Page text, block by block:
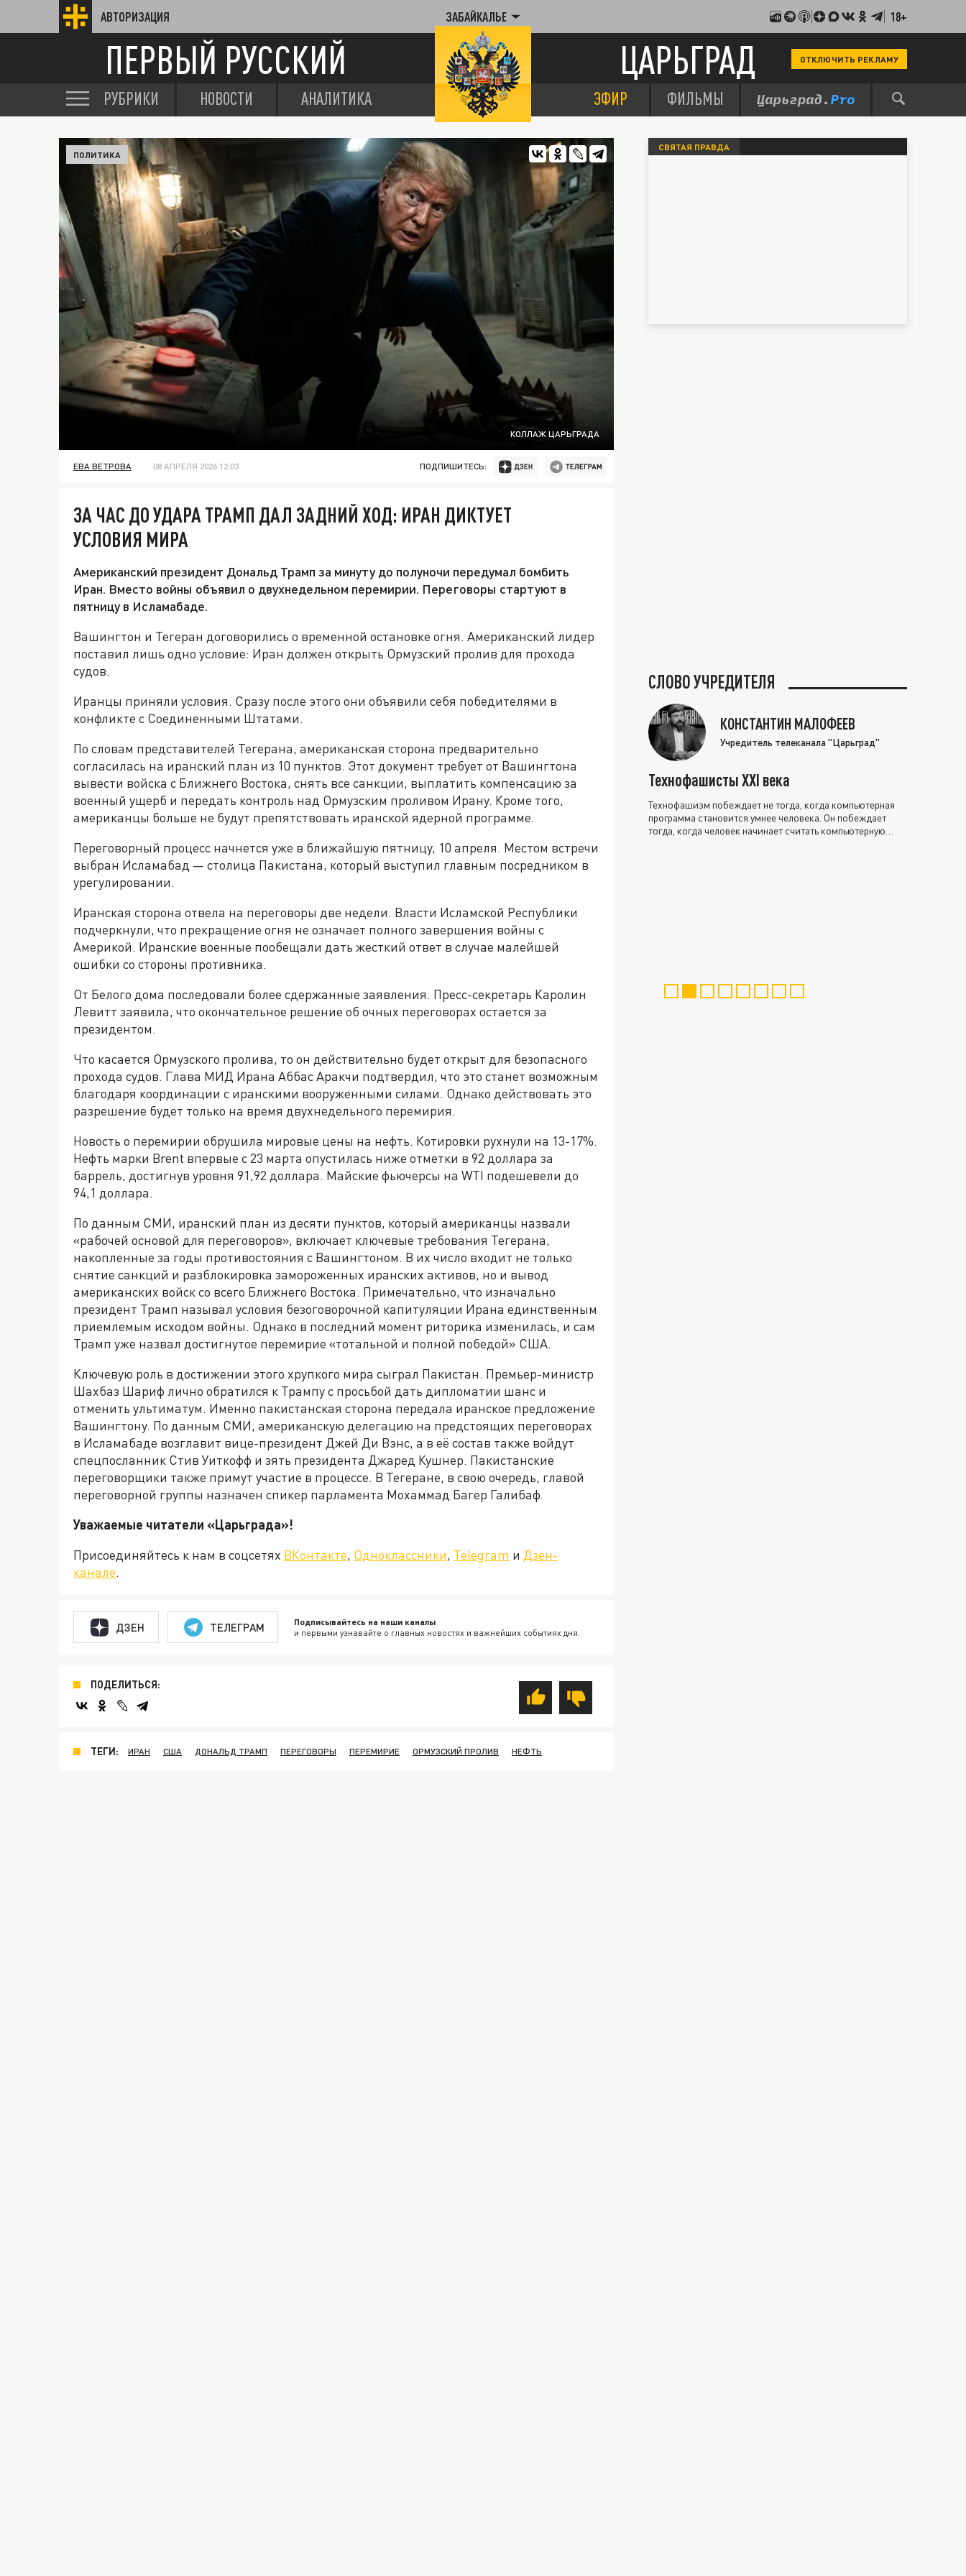
АВТОРИЗАЦИЯ ЗАБАЙКАЛЬЕ 18+
ПЕРВЫЙ РУССКИЙ ЦАРЬГРАД ОТКЛЮЧИТЬ РЕКЛАМУ
РУБРИКИ НОВОСТИ АНАЛИТИКА ЭФИР ФИЛЬМЫ
КОЛЛАЖ ЦАРЬГРАДА
ПОЛИТИКА
ЕВА ВЕТРОВА 08 АПРЕЛЯ 2026 12:03 ПОДПИШИТЕСЬ:
ЗА ЧАС ДО УДАРА ТРАМП ДАЛ ЗАДНИЙ ХОД: ИРАН ДИКТУЕТ
УСЛОВИЯ МИРА
Американский президент Дональд Трамп за минуту до полуночи передумал бомбить
Иран. Вместо войны объявил о двухнедельном перемирии. Переговоры стартуют в
пятницу в Исламабаде.
Вашингтон и Тегеран договорились о временной остановке огня. Американский лидер
поставил лишь одно условие: Иран должен открыть Ормузский пролив для прохода
судов.
Иранцы приняли условия. Сразу после этого они объявили себя победителями в
конфликте с Соединенными Штатами.
По словам представителей Тегерана, американская сторона предварительно
согласилась на иранский план из 10 пунктов. Этот документ требует от Вашингтона
вывести войска с Ближнего Востока, снять все санкции, выплатить компенсацию за
военный ущерб и передать контроль над Ормузским проливом Ирану. Кроме того,
американцы больше не будут препятствовать иранской ядерной программе.
Переговорный процесс начнется уже в ближайшую пятницу, 10 апреля. Местом встречи
выбран Исламабад — столица Пакистана, который выступил главным посредником в
урегулировании.
Иранская сторона отвела на переговоры две недели. Власти Исламской Республики
подчеркнули, что прекращение огня не означает полного завершения войны с
Америкой. Иранские военные пообещали дать жесткий ответ в случае малейшей
ошибки со стороны противника.
От Белого дома последовали более сдержанные заявления. Пресс-секретарь Каролин
Левитт заявила, что окончательное решение об очных переговорах остается за
президентом.
Что касается Ормузского пролива, то он действительно будет открыт для безопасного
прохода судов. Глава МИД Ирана Аббас Аракчи подтвердил, что это станет возможным
благодаря координации с иранскими вооруженными силами. Однако действовать это
разрешение будет только на время двухнедельного перемирия.
Новость о перемирии обрушила мировые цены на нефть. Котировки рухнули на 13-17%.
Нефть марки Brent впервые с 23 марта опустилась ниже отметки в 92 доллара за
баррель, достигнув уровня 91,92 доллара. Майские фьючерсы на WTI подешевели до
94,1 доллара.
По данным СМИ, иранский план из десяти пунктов, который американцы назвали
«рабочей основой для переговоров», включает ключевые требования Тегерана,
накопленные за годы противостояния с Вашингтоном. В их число входит не только
снятие санкций и разблокировка замороженных иранских активов, но и вывод
американских войск со всего Ближнего Востока. Примечательно, что изначально
президент Трамп называл условия безоговорочной капитуляции Ирана единственным
приемлемым исходом войны. Однако в последний момент риторика изменилась, и сам
Трамп уже назвал достигнутое перемирие «тотальной и полной победой» США.
Ключевую роль в достижении этого хрупкого мира сыграл Пакистан. Премьер-министр
Шахбаз Шариф лично обратился к Трампу с просьбой дать дипломатии шанс и
отменить ультиматум. Именно пакистанская сторона передала иранское предложение
Вашингтону. По данным СМИ, американскую делегацию на предстоящих переговорах
в Исламабаде возглавит вице-президент Джей Ди Вэнс, а в её состав также войдут
спецпосланник Стив Уиткофф и зять президента Джаред Кушнер. Пакистанские
переговорщики также примут участие в процессе. В Тегеране, в свою очередь, главой
переговорной группы назначен спикер парламента Мохаммад Багер Галибаф.
Уважаемые читатели «Царьграда»!
Присоединяйтесь к нам в соцсетях ВКонтакте, Одноклассники, Telegram и Дзен-
канале.
ДЗЕН ТЕЛЕГРАМ Подписывайтесь на наши каналы
и первыми узнавайте о главных новостях и важнейших событиях дня.
ПОДЕЛИТЬСЯ:
ТЕГИ: ИРАН США ДОНАЛЬД ТРАМП ПЕРЕГОВОРЫ ПЕРЕМИРИЕ ОРМУЗСКИЙ ПРОЛИВ НЕФТЬ
СВЯТАЯ ПРАВДА
СЛОВО УЧРЕДИТЕЛЯ
КОНСТАНТИН МАЛОФЕЕВ
Учредитель телеканала "Царьград"
Технофашисты XXI века
Технофашизм побеждает не тогда, когда компьютерная
программа становится умнее человека. Он побеждает
тогда, когда человек начинает считать компьютерную